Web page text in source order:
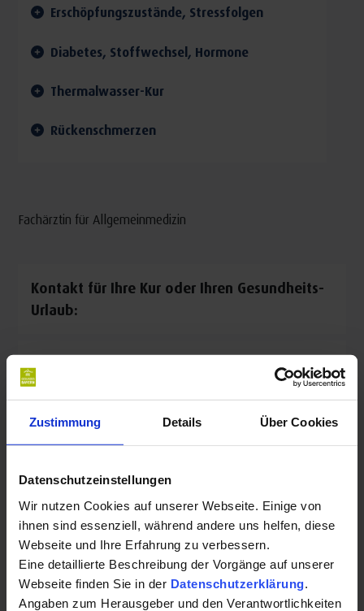
Zustimmung Details Über Cookies
Datenschutzeinstellungen
Wir nutzen Cookies auf unserer Webseite. Einige von
ihnen sind essenziell, während andere uns helfen, diese
Webseite und Ihre Erfahrung zu verbessern.
Eine detaillierte Beschreibung der Vorgänge auf unserer
Webseite finden Sie in der Datenschutzerklärung
Angaben zum Herausgeber und den Verantwortlichkeiten
Erschöpfungszustände, Stressfolgen
Diabetes, Stoffwechsel, Hormone
Thermalwasser-Kur
Rückenschmerzen
Fachärztin für Allgemeinmedizin
Kontakt für Ihre Kur oder Ihren Gesundheits-
Urlaub:
Hauptstr. 22
94086 Bad Griesbach i.Rottal
Auf Karte anzeigen
+4985322514
E-Mail:
praxis-dr.breinbauer@web.de
Website: